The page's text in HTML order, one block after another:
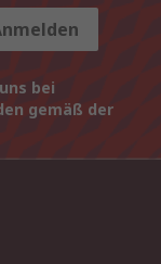
bei
gemäß der